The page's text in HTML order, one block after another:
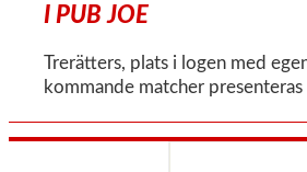
I PUB JOE
Trerätters, plats i logen med
kommande matcher presenteras